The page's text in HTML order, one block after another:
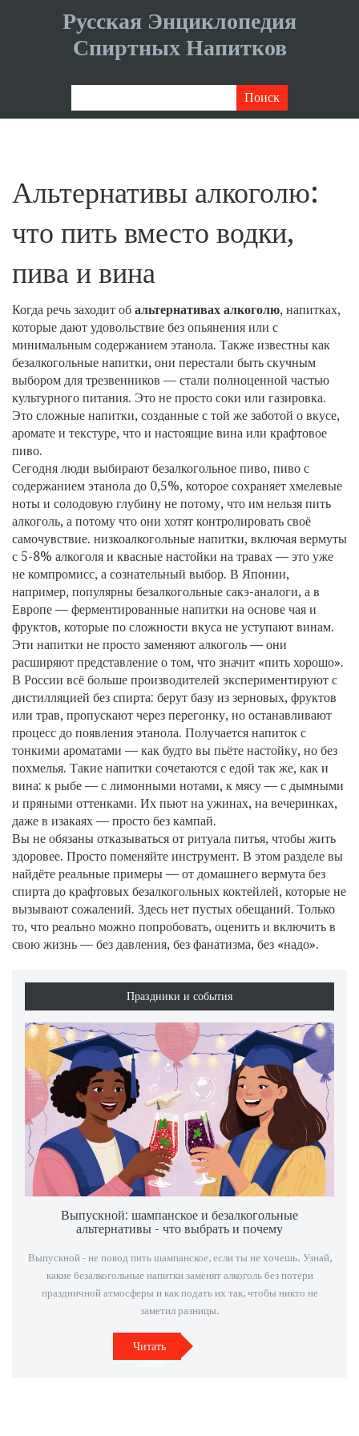
Русская Энциклопедия
Спиртных Напитков
Альтернативы алкоголю:
что пить вместо водки,
пива и вина
Когда речь заходит об альтернативах алкоголю, напитках,
которые дают удовольствие без опьянения или с
минимальным содержанием этанола. Также известны как
безалкогольные напитки, они перестали быть скучным
выбором для трезвенников — стали полноценной частью
культурного питания. Это не просто соки или газировка.
Это сложные напитки, созданные с той же заботой о вкусе,
аромате и текстуре, что и настоящие вина или крафтовое
пиво.
Сегодня люди выбирают безалкогольное пиво, пиво с
содержанием этанола до 0,5%, которое сохраняет хмелевые
ноты и солодовую глубину не потому, что им нельзя пить
алкоголь, а потому что они хотят контролировать своё
самочувствие. низкоалкогольные напитки, включая вермуты
с 5-8% алкоголя и квасные настойки на травах — это уже
не компромисс, а сознательный выбор. В Японии,
например, популярны безалкогольные сакэ-аналоги, а в
Европе — ферментированные напитки на основе чая и
фруктов, которые по сложности вкуса не уступают винам.
Эти напитки не просто заменяют алкоголь — они
расширяют представление о том, что значит «пить хорошо».
В России всё больше производителей экспериментируют с
дистилляцией без спирта: берут базу из зерновых, фруктов
или трав, пропускают через перегонку, но останавливают
процесс до появления этанола. Получается напиток с
тонкими ароматами — как будто вы пьёте настойку, но без
похмелья. Такие напитки сочетаются с едой так же, как и
вина: к рыбе — с лимонными нотами, к мясу — с дымными
и пряными оттенками. Их пьют на ужинах, на вечеринках,
даже в изакаях — просто без кампай.
Вы не обязаны отказываться от ритуала питья, чтобы жить
здоровее. Просто поменяйте инструмент. В этом разделе вы
найдёте реальные примеры — от домашнего вермута без
спирта до крафтовых безалкогольных коктейлей, которые не
вызывают сожалений. Здесь нет пустых обещаний. Только
то, что реально можно попробовать, оценить и включить в
свою жизнь — без давления, без фанатизма, без «надо».
Праздники и события
Выпускной: шампанское и безалкогольные
альтернативы - что выбрать и почему
Выпускной - не повод пить шампанское, если ты не хочешь. Узнай,
какие безалкогольные напитки заменят алкоголь без потери
праздничной атмосферы и как подать их так, чтобы никто не
заметил разницы.
Читать
далее